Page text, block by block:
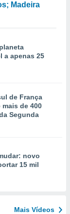
Madeira
a apenas 25
de França
de 400
Segunda
novo
15 mil
Mais Vídeos